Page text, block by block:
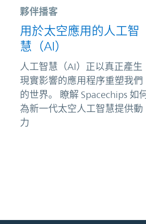
夥伴播客
用於太空應用的人工智
慧（AI）
人工智慧（AI）正以真正產生
現實影響的應用程序重塑我們
的世界。 瞭解 Spacechips 如
為新一代太空人工智慧提供動
力